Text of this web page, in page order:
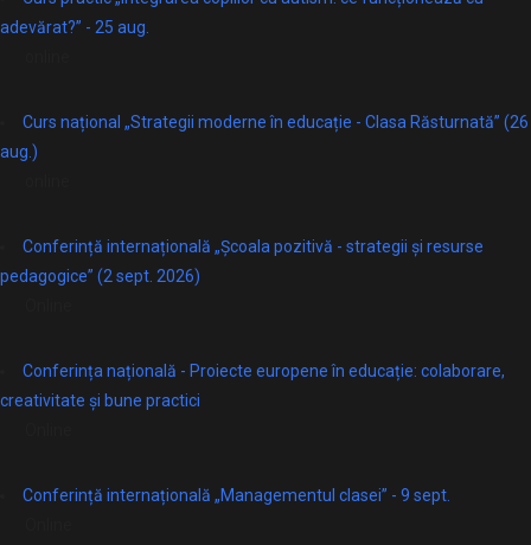
adevărat?” - 25 aug.
Curs național „Strategii moderne în educație - Clasa Răsturnată” (26
aug.)
Conferință internațională „Școala pozitivă - strategii și resurse
pedagogice” (2 sept. 2026)
Conferința națională - Proiecte europene în educație: colaborare,
creativitate și bune practici
Conferință internațională „Managementul clasei” - 9 sept.